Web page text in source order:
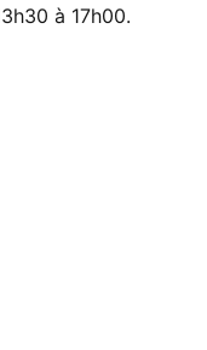
à 17h00.